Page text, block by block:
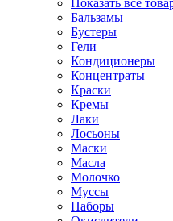
Показать все
Бальзамы
Бустеры
Гели
Кондиционеры
Концентраты
Краски
Кремы
Лаки
Лосьоны
Маски
Масла
Молочко
Муссы
Наборы